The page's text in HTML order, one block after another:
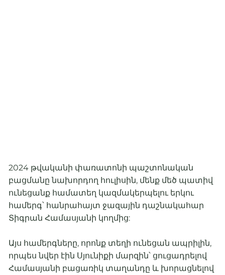
2024 թվականի փառատոնի պաշտոնական
բացմանը նախորդող հուլիսին, մենք մեծ պատիվ
ունեցանք համատեղ կազմակերպելու երկու
համերգ՝ հանրահայտ ջազային դաշնակահար
Տիգրան Համասյանի կողմից:
Այս համերգները, որոնք տեղի ունեցան ապրիլին,
որպես նվեր էին Սյունիքի մարզին՝ ցուցադրելով
Համասյանի բացառիկ տաղանդը և խորացնելով